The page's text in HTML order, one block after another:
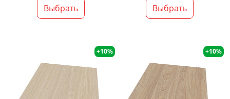
Выбрать Выбрать
+10% +10%